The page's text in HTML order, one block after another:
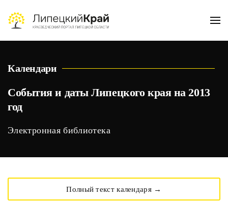
Skip to main content
Календари
События и даты Липецкого края на 2013
год
Электронная библиотека
Полный текст календаря →